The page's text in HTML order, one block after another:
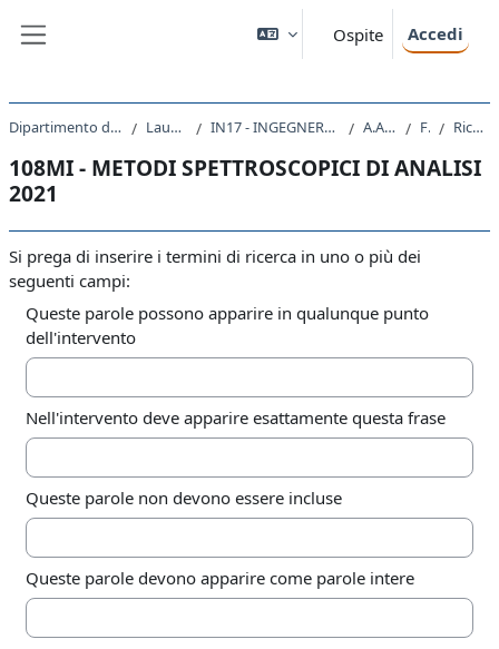
Ospite Accedi
Dipartimento di Ingegneria e Architettura Laurea Magistrale IN17 - INGEGNERIA DI PROCESSO E DEI MATERIALI A.A. 2021 - 2022 Forum Ricerca avanzata
108MI - METODI SPETTROSCOPICI DI ANALISI
2021
Si prega di inserire i termini di ricerca in uno o più dei
seguenti campi:
Queste parole possono apparire in qualunque punto
dell'intervento
Nell'intervento deve apparire esattamente questa frase
Queste parole non devono essere incluse
Queste parole devono apparire come parole intere